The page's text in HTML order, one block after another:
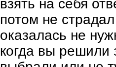
взять на себя
потом не
оказалась не
когда вы решили